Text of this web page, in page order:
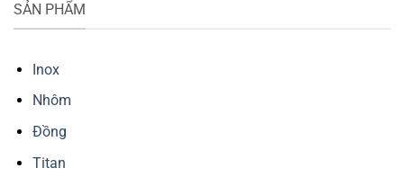
SẢN PHẨM
Inox
Nhôm
Đồng
Titan